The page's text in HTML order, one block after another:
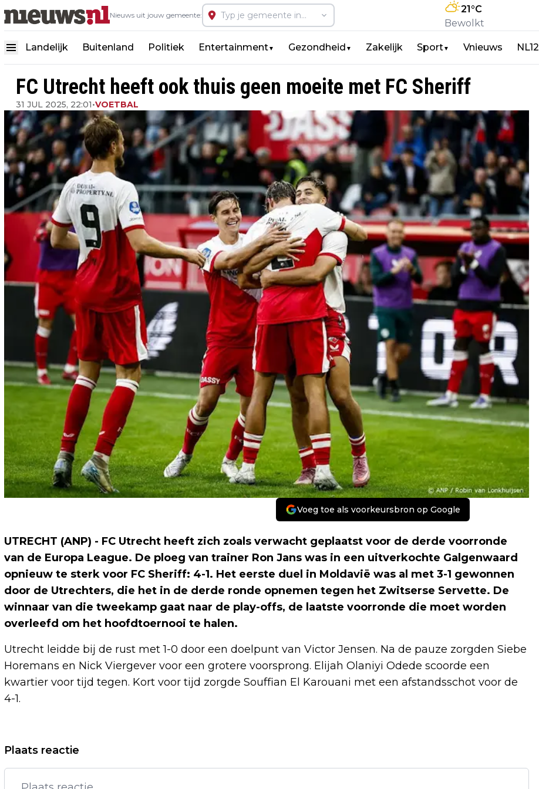
Nieuws uit jouw gemeente:
21°C
Bewolkt
Landelijk Buitenland Politiek Entertainment▼ Gezondheid ▼ Zakelijk Sport▼ Vnieuws NL12
FC Utrecht heeft ook thuis geen moeite met FC Sheriff
31 JUL 2025, 22:01•VOETBAL
Voeg toe als voorkeursbron op Google
UTRECHT (ANP) - FC Utrecht heeft zich zoals verwacht geplaatst voor de derde voorronde
van de Europa League. De ploeg van trainer Ron Jans was in een uitverkochte Galgenwaard
opnieuw te sterk voor FC Sheriff: 4-1. Het eerste duel in Moldavië was al met 3-1 gewonnen
door de Utrechters, die het in de derde ronde opnemen tegen het Zwitserse Servette. De
winnaar van die tweekamp gaat naar de play-offs, de laatste voorronde die moet worden
overleefd om het hoofdtoernooi te halen.
Utrecht leidde bij de rust met 1-0 door een doelpunt van Victor Jensen. Na de pauze zorgden Siebe
Horemans en Nick Viergever voor een grotere voorsprong. Elijah Olaniyi Odede scoorde een
kwartier voor tijd tegen. Kort voor tijd zorgde Souffian El Karouani met een afstandsschot voor de
4-1.
Vorig artikel
STADIONEIGENAAR KRITISCH OP
BESTUURDERS NA 'DRAMA' BIJ VITESSE
ALI B COMPLIMENTEERT SAMUEL
Plaats reactie